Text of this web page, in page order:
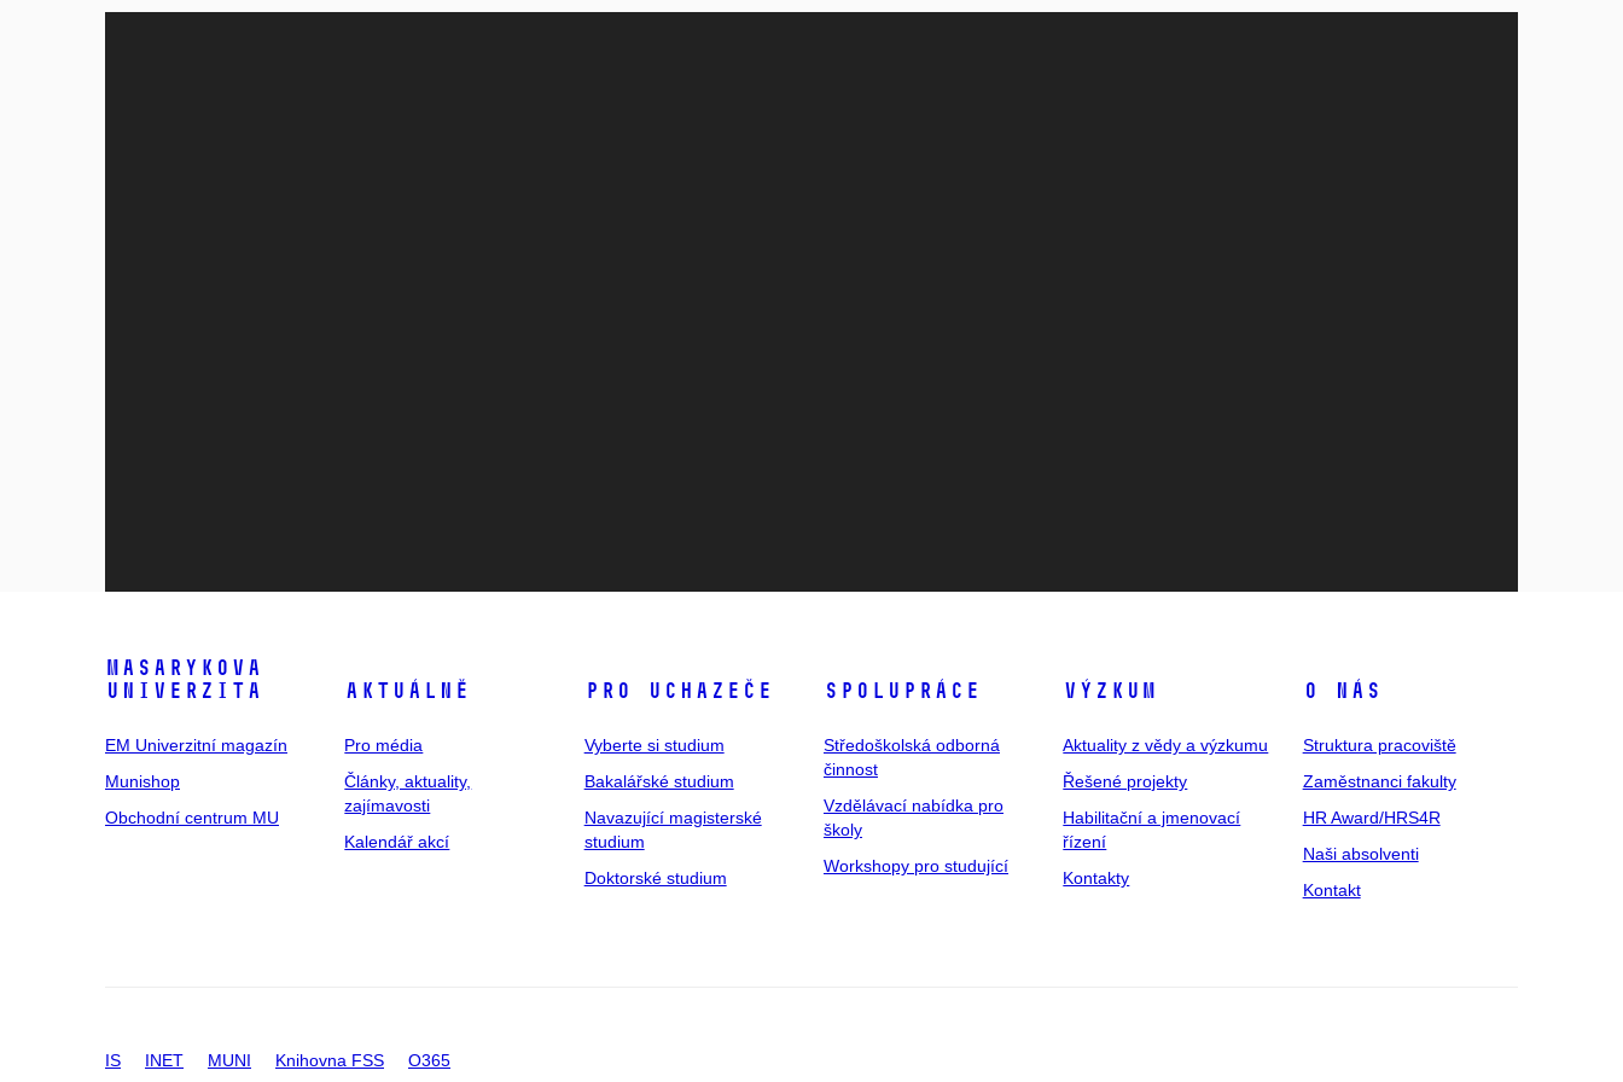
Masarykova
univerzita
EM Univerzitní magazín
Munishop
Obchodní centrum MU
Aktuálně
Pro média
Články, aktuality,
zajímavosti
Kalendář akcí
Pro uchazeče
Vyberte si studium
Bakalářské studium
Navazující magisterské
studium
Doktorské studium
Spolupráce
Středoškolská odborná
činnost
Vzdělávací nabídka pro
školy
Workshopy pro studující
Výzkum
Aktuality z vědy a výzkumu
Řešené projekty
Habilitační a jmenovací
řízení
Kontakty
O nás
Struktura pracoviště
Zaměstnanci fakulty
HR Award/HRS4R
Naši absolventi
Kontakt
IS INET MUNI Knihovna FSS O365